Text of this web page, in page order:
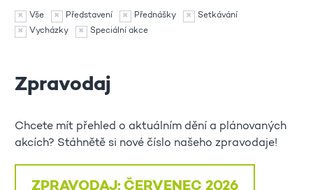
Vše Představení Přednášky
Setkávání
Vycházky
Speciální akce
Zpravodaj
Chcete mít přehled o aktuálním dění a plánovaných
akcích? Stáhnětě si nové číslo našeho zpravodaje!
ZPRAVODAJ: ČERVENEC 2026